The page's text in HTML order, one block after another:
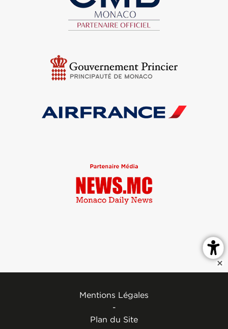
Mentions Légales
-
Plan du Site